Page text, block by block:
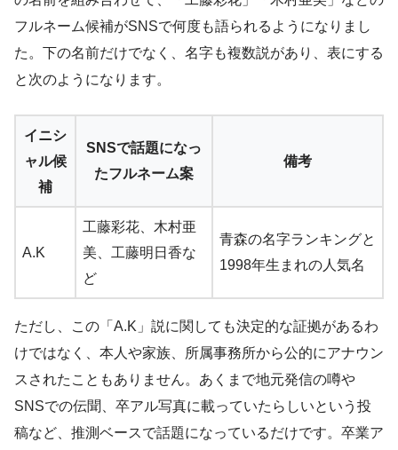
フルネーム候補がSNSで何度も語られるようになりまし
た。下の名前だけでなく、名字も複数説があり、表にする
と次のようになります。
イニシ
ャル候
補
SNSで話題になっ
たフルネーム案
備考
A.K
工藤彩花、木村亜
美、工藤明日香な
ど
青森の名字ランキングと
1998年生まれの人気名
ただし、この「A.K」説に関しても決定的な証拠があるわ
けではなく、本人や家族、所属事務所から公的にアナウン
スされたこともありません。あくまで地元発信の噂や
SNSでの伝聞、卒アル写真に載っていたらしいという投
稿など、推測ベースで話題になっているだけです。卒業ア